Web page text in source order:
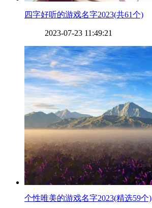
​四字好听的游戏名字2023(共61个)
2023-07-23 11:49:21
​个性唯美的游戏名字2023(精选59个)